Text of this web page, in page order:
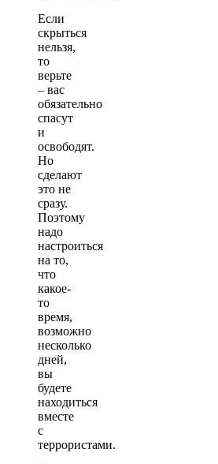
Если
скрыться
нельзя,
то
верьте
– вас
обязательно
спасут
и
освободят.
Но
сделают
это не
сразу.
Поэтому
надо
настроиться
на то,
что
какое-
то
время,
возможно
несколько
дней,
вы
будете
находиться
вместе
с
террористами.